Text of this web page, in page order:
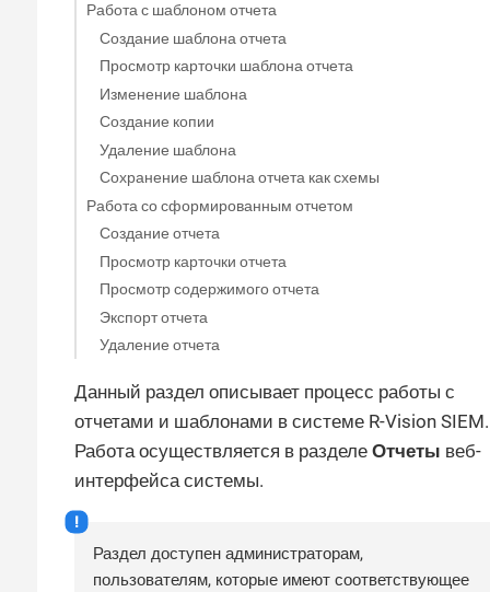
Работа с шаблоном отчета
Создание шаблона отчета
Просмотр карточки шаблона отчета
Изменение шаблона
Создание копии
Удаление шаблона
Сохранение шаблона отчета как схемы
Работа со сформированным отчетом
Создание отчета
Просмотр карточки отчета
Просмотр содержимого отчета
Экспорт отчета
Удаление отчета
Данный раздел описывает процесс работы с
отчетами и шаблонами в системе R-Vision SIEM.
Работа осуществляется в разделе Отчеты веб-
интерфейса системы.
Раздел доступен администраторам,
пользователям, которые имеют соответствующее